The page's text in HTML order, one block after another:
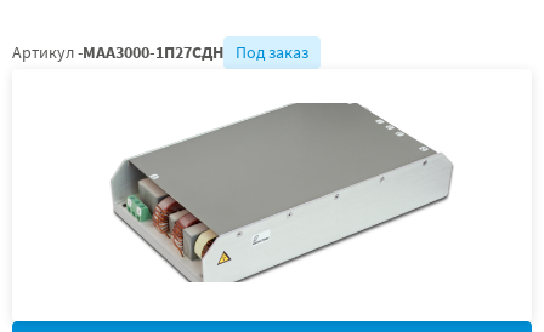
Артикул -МАА3000-1П27СДН Под заказ